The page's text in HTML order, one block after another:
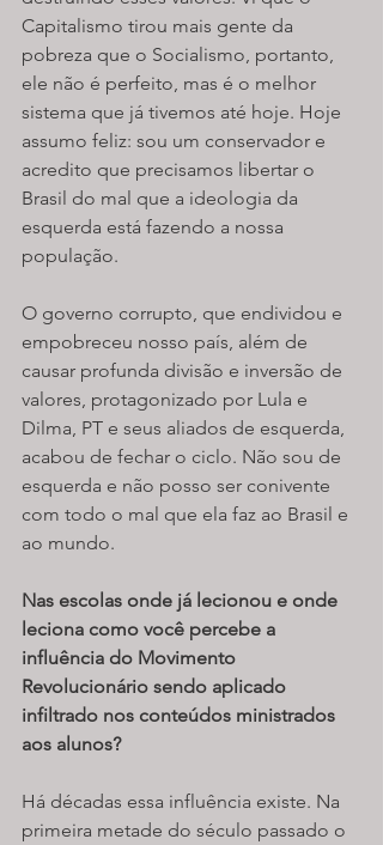
Capitalismo tirou mais gente da
pobreza que o Socialismo, portanto,
ele não é perfeito, mas é o melhor
sistema que já tivemos até hoje. Hoje
assumo feliz: sou um conservador e
acredito que precisamos libertar o
Brasil do mal que a ideologia da
esquerda está fazendo a nossa
população.
O governo corrupto, que endividou e
empobreceu nosso país, além de
causar profunda divisão e inversão de
valores, protagonizado por Lula e
Dilma, PT e seus aliados de esquerda,
acabou de fechar o ciclo. Não sou de
esquerda e não posso ser conivente
com todo o mal que ela faz ao Brasil e
ao mundo.
Nas escolas onde já lecionou e onde
leciona como você percebe a
influência do Movimento
Revolucionário sendo aplicado
infiltrado nos conteúdos ministrados
aos alunos?
Há décadas essa influência existe. Na
primeira metade do século passado o